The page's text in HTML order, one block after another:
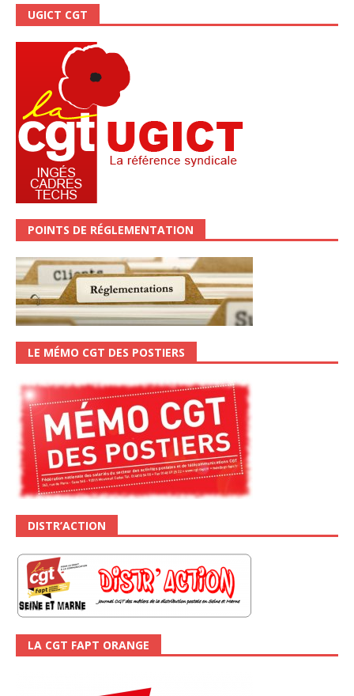
UGICT CGT
POINTS DE RÉGLEMENTATION
LE MÉMO CGT DES POSTIERS
DISTR’ACTION
LA CGT FAPT ORANGE